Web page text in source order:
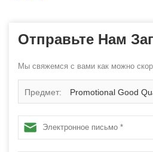
Отправьте Нам
Мы свяжемся с вами как можно
Предмет: Promotional Good
Ornament Plastic Ball